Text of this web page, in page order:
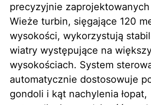
precyzyjnie
Wieże turbin, sięgające 120
wysokości, wykorzystują
wiatry występujące na
wysokościach. System
automatycznie dostosowuje
gondoli i kąt nachylenia łopat,